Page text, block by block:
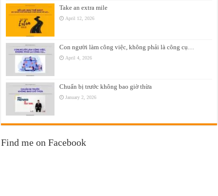
Take an extra mile
April 12, 2026
Con người làm công việc, không phải là công cụ…
April 4, 2026
Chuẩn bị trước không bao giờ thừa
January 2, 2026
Find me on Facebook